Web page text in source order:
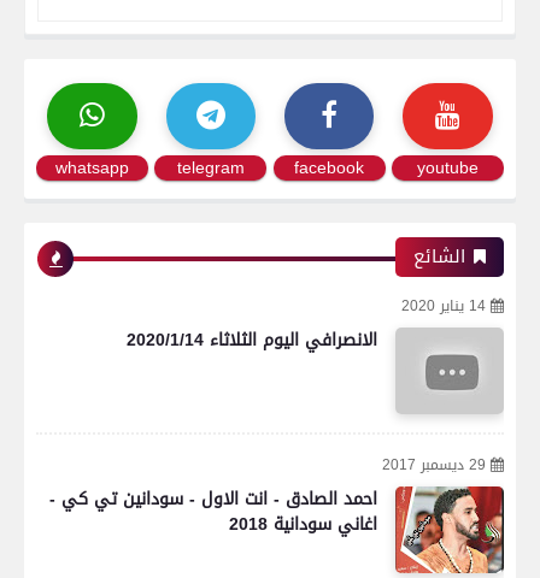
youtube
facebook
telegram
whatsapp
الشائع
14 يناير 2020
الانصرافي اليوم الثلاثاء 2020/1/14
29 ديسمبر 2017
احمد الصادق - انت الاول - سودانين تي كي -
اغاني سودانية 2018